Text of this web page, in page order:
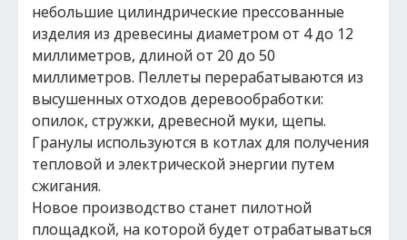
небольшие цилиндрические прессованные
изделия из древесины диаметром от 4 до 12
миллиметров, длиной от 20 до 50
миллиметров. Пеллеты перерабатываются из
высушенных отходов деревообработки:
опилок, стружки, древесной муки, щепы.
Гранулы используются в котлах для получения
тепловой и электрической энергии путем
сжигания.
Новое производство станет пилотной
площадкой, на которой будет отрабатываться